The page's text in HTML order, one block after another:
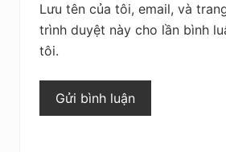
Lưu tên của tôi, email, và
trình duyệt này cho lần bình
tôi.